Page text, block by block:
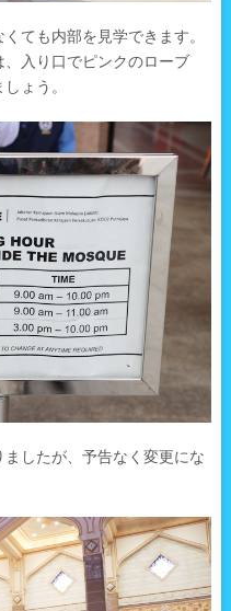
ても内部を見学できます。
入り口でピンクのローブ
ょう。
したが、予告なく変更にな